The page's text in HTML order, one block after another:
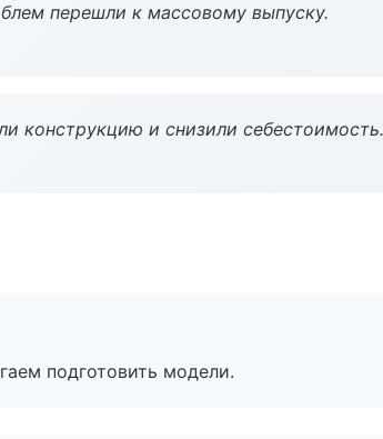
перешли к массовому выпуску.
конструкцию и снизили себестоимость.
подготовить модели.